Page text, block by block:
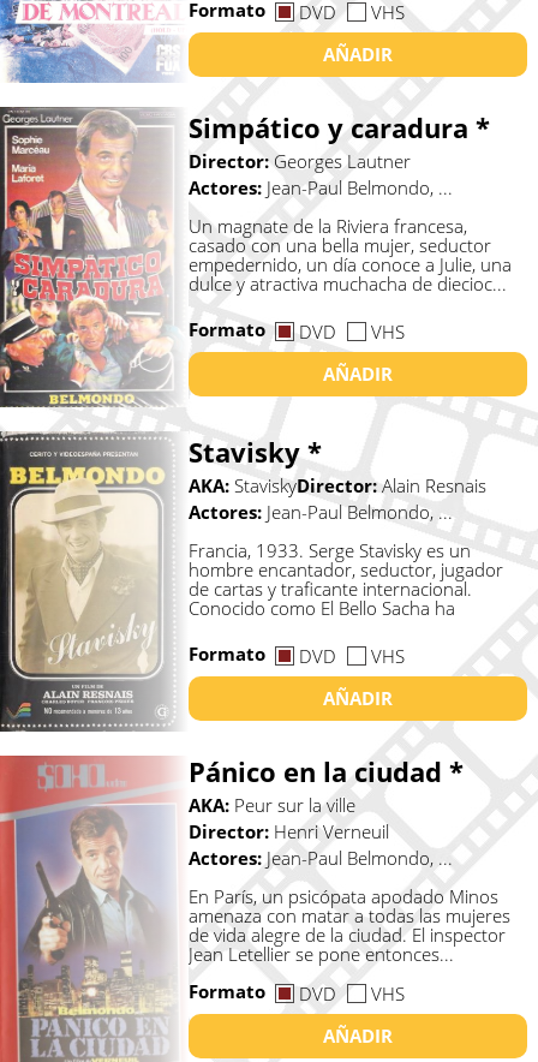
Formato DVD
VHS
AÑADIR
Simpático y caradura *
Director: Georges Lautner
Actores: Jean-Paul Belmondo, ...
Un magnate de la Riviera francesa,
casado con una bella mujer, seductor
empedernido, un día conoce a Julie, una
dulce y atractiva muchacha de diecioc...
Formato
DVD
VHS
AÑADIR
Stavisky *
AKA: StaviskyDirector: Alain Resnais
Actores: Jean-Paul Belmondo, ...
Francia, 1933. Serge Stavisky es un
hombre encantador, seductor, jugador
de cartas y traficante internacional.
Conocido como El Bello Sacha ha
Formato
DVD
VHS
AÑADIR
Pánico en la ciudad *
AKA: Peur sur la ville
Director: Henri Verneuil
Actores: Jean-Paul Belmondo, ...
En París, un psicópata apodado Minos
amenaza con matar a todas las mujeres
de vida alegre de la ciudad. El inspector
Jean Letellier se pone entonces...
Formato
DVD
VHS
AÑADIR